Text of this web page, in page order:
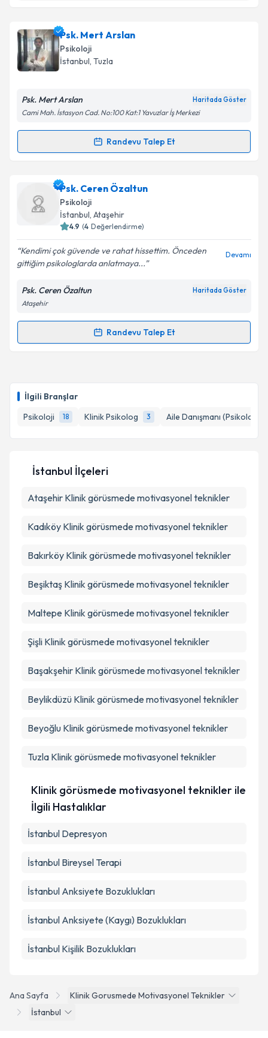
İlgili Branşlar
Psikoloji
18 Klinik Psikolog 3 Aile Danışmanı (Psikolog)
Klinik Psikolog Fatoş Efe
oluşturun. Size bu uzmandan randevu almanız için bir
takvim hazırlandığında e-posta ile bilgilendireceğiz.
Kişisel verilerimin işlenmesine ilişkin
Metni'ni okudum ve kişisel verilerimin belirtilen
Takvim Talebini Gönder
Psk. Mert Arslan
Psikoloji
İstanbul, Tuzla
Psk. Mert Arslan Haritada Göster
Cami Mah. İstasyon Cad. No:100 Kat:1 Yavuzlar İş Merkezi
Randevu Talep Et
Randevu Takvimi Talebi
Psk. Mert Arslan için randevu takvimi talebi
oluşturun. Size bu uzmandan randevu almanız için bir
takvim hazırlandığında e-posta ile bilgilendireceğiz.
Kişisel verilerimin işlenmesine ilişkin
Aydınlatma
kapsamda işlenmesini kabul ediyorum.
Psk. Ceren Özaltun
Psikoloji
İstanbul, Ataşehir
4.9 (4 Değerlendirme)
Kendimi çok güvende ve rahat hissettim. Önceden
gittiğim psikologlarda anlatmaya...
Devamı
Psk. Ceren Özaltun Haritada Göster
Ataşehir
Randevu Talep Et
Randevu Takvimi Talebi
takvim hazırlandığında e-posta ile bilgilendireceğiz.
E-posta Adresiniz
Metni'ni okudum ve kişisel verilerimin belirtilen
Ana Sayfa
Klinik Gorusmede Motivasyonel Teknikler
İstanbul
İstanbul İlçeleri
Ataşehir Klinik görüsmede motivasyonel teknikler
Kadıköy Klinik görüsmede motivasyonel teknikler
Bakırköy Klinik görüsmede motivasyonel teknikler
Beşiktaş Klinik görüsmede motivasyonel teknikler
Maltepe Klinik görüsmede motivasyonel teknikler
Şişli Klinik görüsmede motivasyonel teknikler
Başakşehir Klinik görüsmede motivasyonel teknikler
Beylikdüzü Klinik görüsmede motivasyonel teknikler
Beyoğlu Klinik görüsmede motivasyonel teknikler
Tuzla Klinik görüsmede motivasyonel teknikler
Klinik görüsmede motivasyonel teknikler ile
İlgili Hastalıklar
İstanbul Depresyon
İstanbul Bireysel Terapi
İstanbul Anksiyete Bozuklukları
İstanbul Anksiyete (Kaygı) Bozuklukları
İstanbul Kişilik Bozuklukları